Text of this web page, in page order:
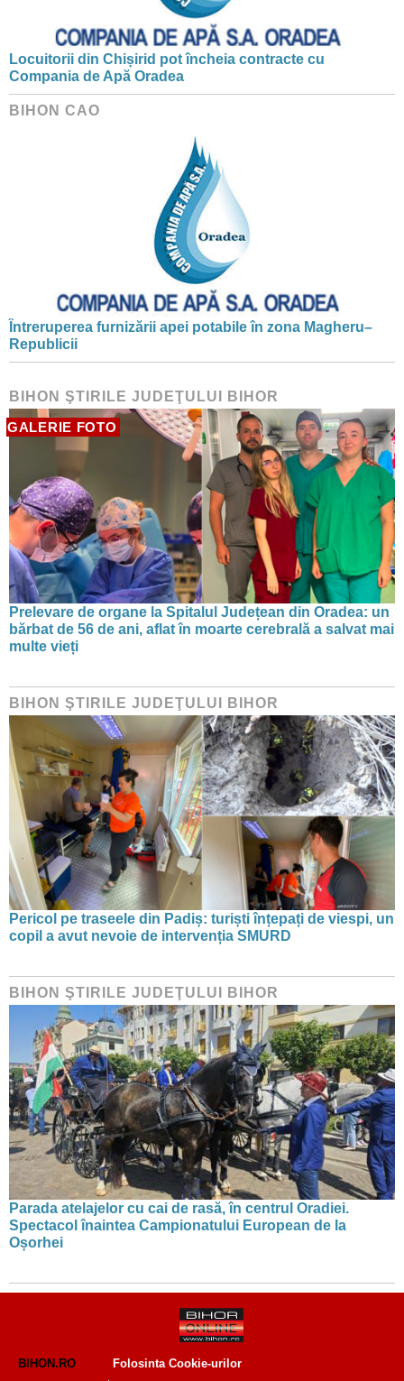
Locuitorii din Chișirid pot încheia contracte cu
Compania de Apă Oradea
BIHON CAO
Întreruperea furnizării apei potabile în zona Magheru–
Republicii
BIHON ŞTIRILE JUDEŢULUI BIHOR
GALERIE FOTO
Prelevare de organe la Spitalul Județean din Oradea: un
bărbat de 56 de ani, aflat în moarte cerebrală a salvat mai
multe vieți
BIHON ŞTIRILE JUDEŢULUI BIHOR
Pericol pe traseele din Padiș: turiști înțepați de viespi, un
copil a avut nevoie de intervenția SMURD
BIHON ŞTIRILE JUDEŢULUI BIHOR
Parada atelajelor cu cai de rasă, în centrul Oradiei.
Spectacol înaintea Campionatului European de la
Oșorhei
BIHON.RO
Folosinta Cookie-urilor